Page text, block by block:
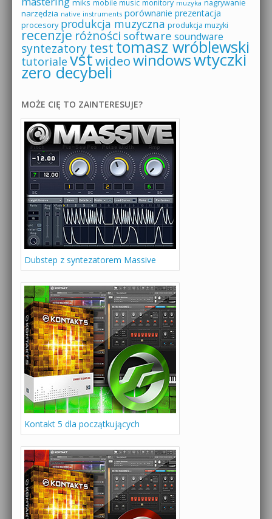
miks mobile music monitory muzyka nagrywanie
narzędzia native instruments porównanie prezentacja
procesory produkcja muzyczna produkcja muzyki
recenzje różności software soundware
syntezatorytesttomasz wróblewski
tutoriale vstwideowindowswtyczki
zero decybeli
MOŻE CIĘ TO ZAINTERESUJE?
Dubstep z syntezatorem Massive
Kontakt 5 dla początkujących